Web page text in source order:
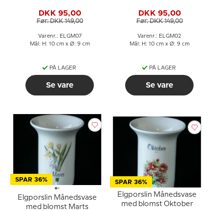
DKK 95,00
Før: DKK 149,00
Varenr.: ELGM07
Mål: H: 10 cm x Ø: 9 cm
PÅ LAGER
Se vare
DKK 95,00
Før: DKK 149,00
Varenr.: ELGM02
Mål: H: 10 cm x Ø: 9 cm
PÅ LAGER
Se vare
SPAR 36%
Elgporslin Månedsvase
med blomst Marts
SPAR 36%
Elgporslin Månedsvase
med blomst Oktober